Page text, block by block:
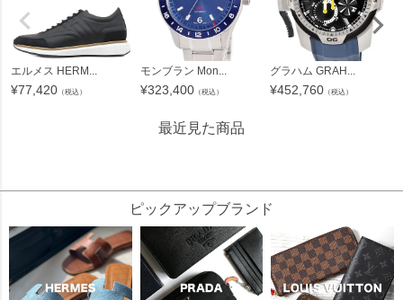
エルメス HERM...
¥77,420 （税込）
モンブラン Mon...
¥323,400 （税込）
グラハム GRAH...
¥452,760 （税込）
最近見た商品
ピックアップブランド